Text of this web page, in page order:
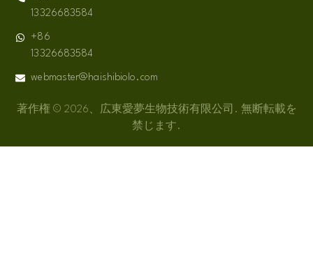
13326683584
+86
13326683584
webmaster@haishibiolo.com
著作権 © 2026、広東愛夢生物技術有限公司. 無断転載を
禁じます.